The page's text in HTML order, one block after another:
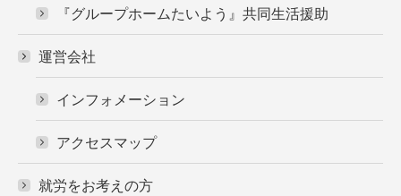
『グループホームたいよう』共同生活援助
運営会社
インフォメーション
アクセスマップ
就労をお考えの方